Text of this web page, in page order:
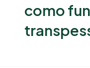
como